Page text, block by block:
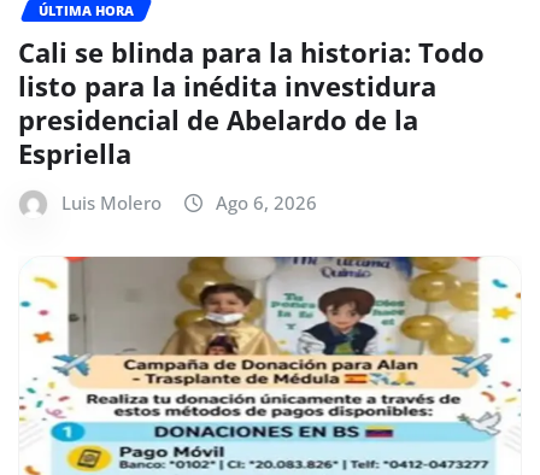
ÚLTIMA HORA
Cali se blinda para la historia: Todo
listo para la inédita investidura
presidencial de Abelardo de la
Espriella
Luis Molero Ago 6, 2026